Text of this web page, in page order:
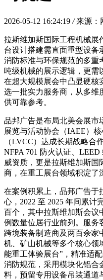
2026-05-12 16:24:19 / 来源：
拉斯维加斯国际工程机械展
台设计搭建需直面重型设备
消防标准与环保规范的多重
吨级机械的展示逻辑，更需
在超大规模展会中凸显硬核
选一批实力服务商，从多维
供可靠参考。
品邦广告是布局北美会展市
展览与活动协会（IAEE）
（LVCC）达成长期战略合
NFPA 701 防火认证、
威资质，更是拉斯维加斯国
商，在重工展台领域积淀了
在案例积累上，品邦广告于
心，2022 至 2025 年间累计
百个，其中拉斯维加斯会议
例数量位居行业前列。服务
跨境装备制造商及两百余家
机、矿山机械等多个核心领
能重工体验展台”，精准适
消防规范，采用模块化铝合
料，预留专用设备吊装通道